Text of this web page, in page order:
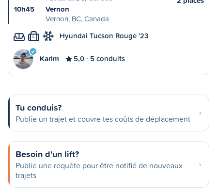
10h45
Vernon
Vernon, BC, Canada
L Hyundai Tucson Rouge '23
Karim 5,0 5 conduits
Tu conduis?
Publie un trajet et couvre tes coûts de déplacement
Besoin d'un lift?
Publie une requête pour être notifié de nouveaux
trajets